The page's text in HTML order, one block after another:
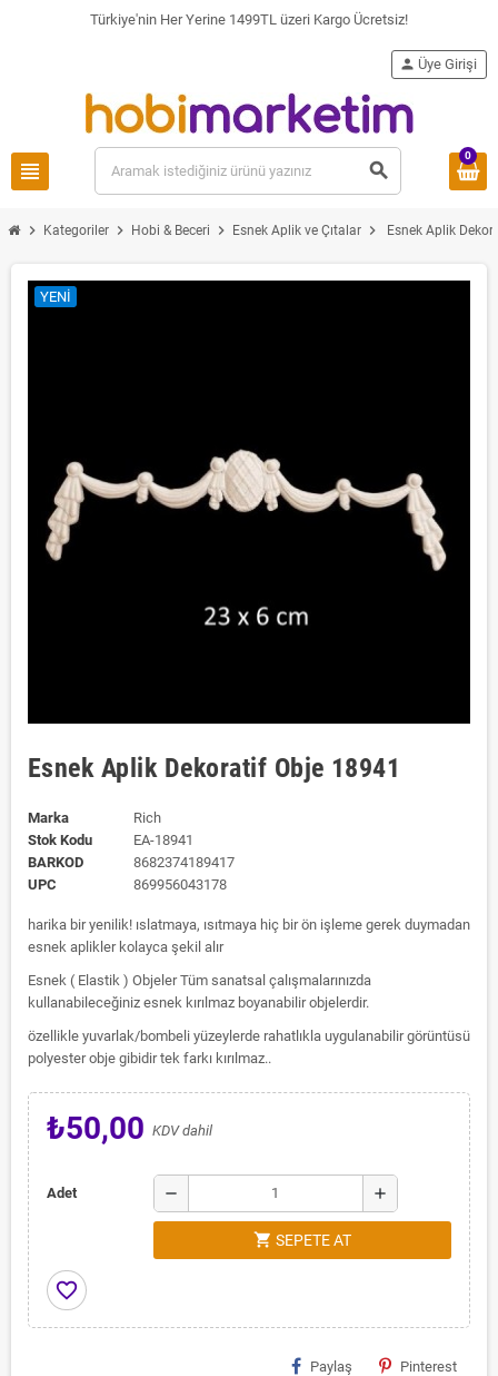
Türkiye'nin Her Yerine 1499TL üzeri Kargo Ücretsiz!
view_headline search
person Üye Girişi
0
chevron_right Kategoriler chevron_right Hobi & Beceri chevron_right Esnek Aplik ve Çıtalar chevron_right Esnek Aplik
YENI
Esnek Aplik Dekoratif Obje 18941
Marka
Rich
Stok Kodu
EA-18941
BARKOD
8682374189417
UPC
869956043178
harika bir yenilik! ıslatmaya, ısıtmaya hiç bir ön işleme gerek duymadan
esnek aplikler kolayca şekil alır
Esnek ( Elastik ) Objeler Tüm sanatsal çalışmalarınızda
kullanabileceğiniz esnek kırılmaz boyanabilir objelerdir.
özellikle yuvarlak/bombeli yüzeylerde rahatlıkla uygulanabilir görüntüsü
polyester obje gibidir tek farkı kırılmaz..
₺50,00 KDV dahil
Adet remove add
shopping_cart SEPETE AT
favorite_border
Paylaş Pinterest